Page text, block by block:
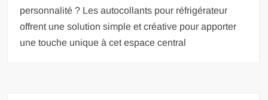
personnalité ? Les autocollants pour réfrigérateur
offrent une solution simple et créative pour apporter
une touche unique à cet espace central